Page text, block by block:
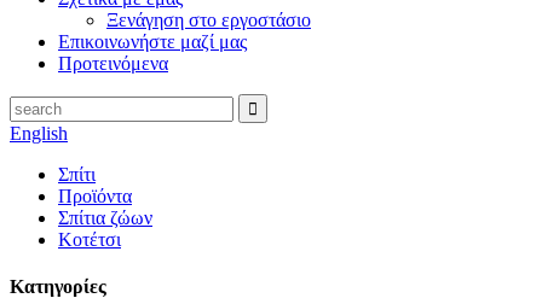
Ξενάγηση στο εργοστάσιο
Επικοινωνήστε μαζί μας
Προτεινόμενα
English
Σπίτι
Προϊόντα
Σπίτια ζώων
Κοτέτσι
Κατηγορίες